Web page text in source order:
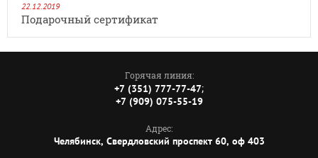
22.12.2019
Подарочный сертификат
Горячая линия:
+7 (351) 777-77-47;
+7 (909) 075-55-19
Адрес:
Челябинск, Свердловский проспект 60, оф 403